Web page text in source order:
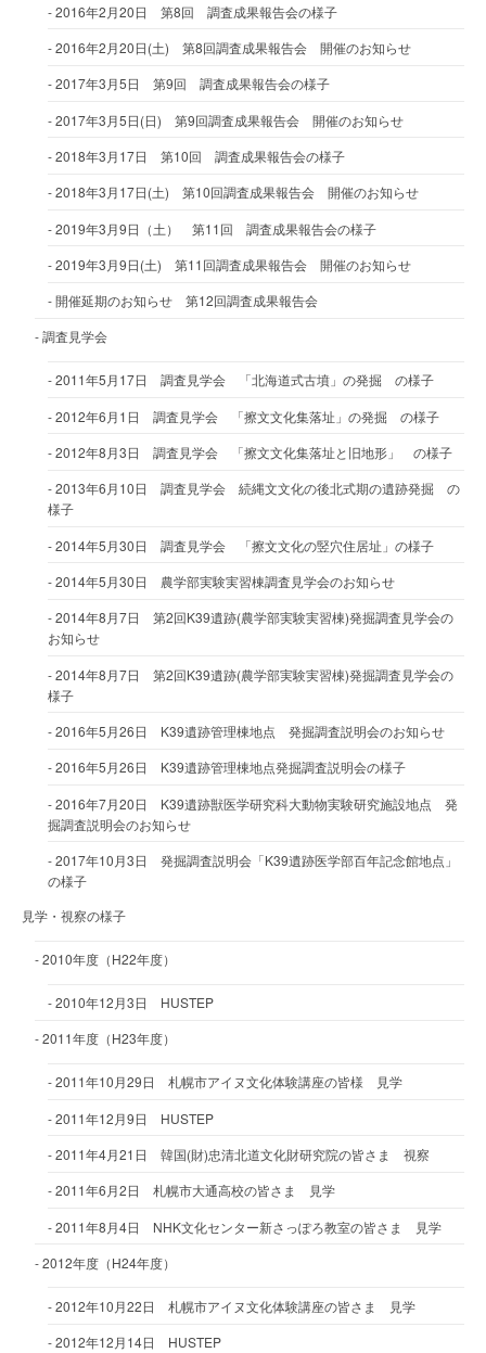
2016年2月20日 第8回 調査成果報告会の様子
2016年2月20日(土) 第8回調査成果報告会 開催のお知らせ
2017年3月5日 第9回 調査成果報告会の様子
2017年3月5日(日) 第9回調査成果報告会 開催のお知らせ
2018年3月17日 第10回 調査成果報告会の様子
2018年3月17日(土) 第10回調査成果報告会 開催のお知らせ
2019年3月9日（土） 第11回 調査成果報告会の様子
2019年3月9日(土) 第11回調査成果報告会 開催のお知らせ
開催延期のお知らせ 第12回調査成果報告会
調査見学会
2011年5月17日 調査見学会 「北海道式古墳」の発掘 の様子
2012年6月1日 調査見学会 「擦文文化集落址」の発掘 の様子
2012年8月3日 調査見学会 「擦文文化集落址と旧地形」 の様子
2013年6月10日 調査見学会 続縄文文化の後北式期の遺跡発掘 の
様子
2014年5月30日 調査見学会 「擦文文化の竪穴住居址」の様子
2014年5月30日 農学部実験実習棟調査見学会のお知らせ
2014年8月7日 第2回K39遺跡(農学部実験実習棟)発掘調査見学会の
お知らせ
2014年8月7日 第2回K39遺跡(農学部実験実習棟)発掘調査見学会の
様子
2016年5月26日 K39遺跡管理棟地点 発掘調査説明会のお知らせ
2016年5月26日 K39遺跡管理棟地点発掘調査説明会の様子
2016年7月20日 K39遺跡獣医学研究科大動物実験研究施設地点 発
掘調査説明会のお知らせ
2017年10月3日 発掘調査説明会「K39遺跡医学部百年記念館地点」
の様子
見学・視察の様子
2010年度（H22年度）
2010年12月3日 HUSTEP
2011年度（H23年度）
2011年10月29日 札幌市アイヌ文化体験講座の皆様 見学
2011年12月9日 HUSTEP
2011年4月21日 韓国(財)忠清北道文化財研究院の皆さま 視察
2011年6月2日 札幌市大通高校の皆さま 見学
2011年8月4日 NHK文化センター新さっぽろ教室の皆さま 見学
2012年度（H24年度）
2012年10月22日 札幌市アイヌ文化体験講座の皆さま 見学
2012年12月14日 HUSTEP